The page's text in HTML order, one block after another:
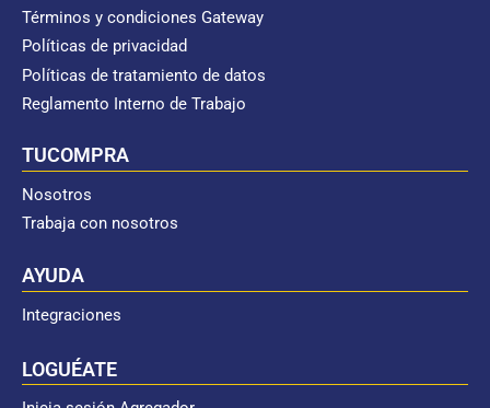
Términos y condiciones Gateway
Políticas de privacidad
Políticas de tratamiento de datos
Reglamento Interno de Trabajo
TUCOMPRA
Nosotros
Trabaja con nosotros
AYUDA
Integraciones
LOGUÉATE